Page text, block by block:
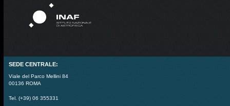
SEDE CENTRALE:
Viale del Parco Mellini 84
00136 ROMA
Tel. (+39) 06 355331